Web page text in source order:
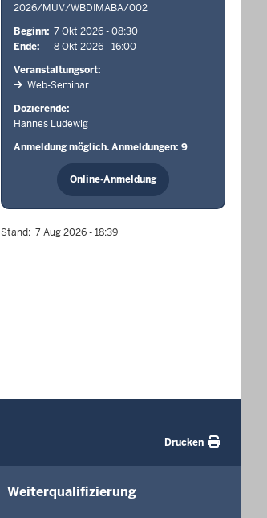
2026/MUV/WBDIMABA/002
Beginn 7 Okt 2026 - 08:30
Ende
8 Okt 2026 - 16:00
Veranstaltungsort
Web-Seminar
Dozierende
Hannes Ludewig
Anmeldung möglich. Anmeldungen: 9
Online-Anmeldung
Stand 7 Aug 2026 - 18:39
Drucken
Weiterqualifizierung